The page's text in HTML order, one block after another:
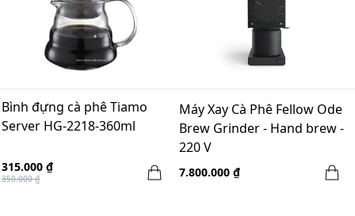
Bình đựng cà phê Tiamo
Server HG-2218-360ml
315.000 ₫
350.000 ₫
Máy Xay Cà Phê Fellow Ode
Brew Grinder - Hand brew -
220 V
7.800.000 ₫